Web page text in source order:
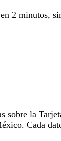
2 minutos,
sobre la
Cada